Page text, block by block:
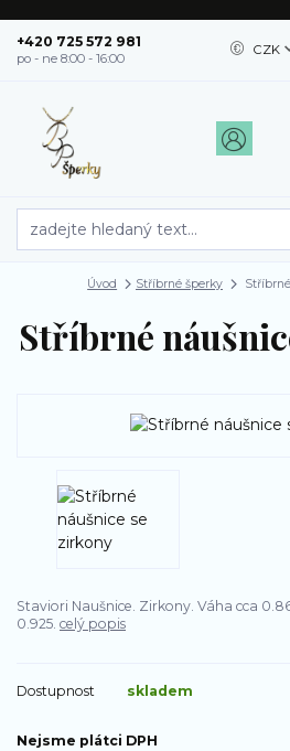
CZK
+420 725 572 981
po - ne 8:00 - 16:00
Úvod Stříbrné šperky
Stříbrné
Staviori Naušnice. Zirkony. Váha cca
0.925. celý popis
Dostupnost skladem
Nejsme plátci DPH